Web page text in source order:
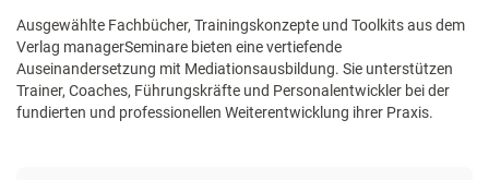
Ausgewählte Fachbücher, Trainingskonzepte und Toolkits aus dem
Verlag managerSeminare bieten eine vertiefende
Auseinandersetzung mit Mediationsausbildung. Sie unterstützen
Trainer, Coaches, Führungskräfte und Personalentwickler bei der
fundierten und professionellen Weiterentwicklung ihrer Praxis.